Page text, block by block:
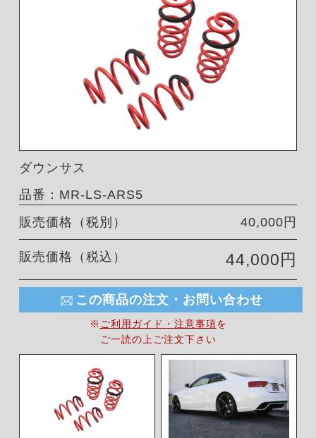
ダウンサス
品番：MR-LS-ARS5
販売価格（税別）
40,000円
販売価格（税込） 44,000円
この商品の注文・お問い合わせ
※ ご利用ガイド・注意事項を
ご一読の上ご注文下さい